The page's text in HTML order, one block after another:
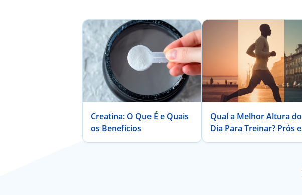
Creatina: O Que É e Quais
os Benefícios
Qual a Melhor Altura do
Dia Para Treinar? Prós e
Contras.